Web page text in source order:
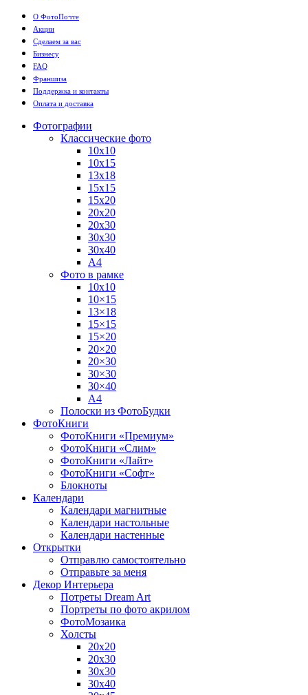
О ФотоПочте
Акции
Сделаем за вас
Бизнесу
FAQ
Франшиза
Поддержка и контакты
Оплата и доставка
Фотографии
Классические фото
10х10
10х15
13х18
15х15
15х20
20х20
20х30
30х30
30х40
А4
Фото в рамке
10х10
10×15
13×18
15×15
15×20
20×20
20×30
30×30
30×40
A4
Полоски из ФотоБудки
ФотоКниги
ФотоКниги «Премиум»
ФотоКниги «Слим»
ФотоКниги «Лайт»
ФотоКниги «Софт»
Блокноты
Календари
Календари магнитные
Календари настольные
Календари настенные
Открытки
Отправлю самостоятельно
Отправьте за меня
Декор Интерьера
Потреты Dream Art
Портреты по фото акрилом
ФотоМозаика
Холсты
20х20
20х30
30х30
30х40